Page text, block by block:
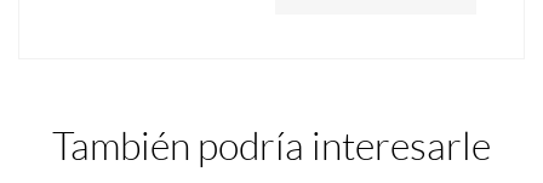
También podría interesarle